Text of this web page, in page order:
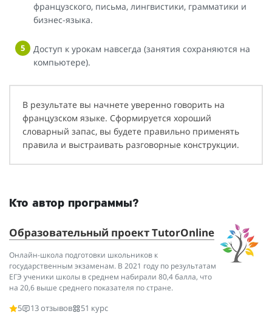
французского, письма, лингвистики, грамматики и
бизнес-языка.
Доступ к урокам навсегда (занятия сохраняются на
компьютере).
В результате вы начнете уверенно говорить на
французском языке. Сформируется хороший
словарный запас, вы будете правильно применять
правила и выстраивать разговорные конструкции.
Кто автор программы?
Образовательный проект TutorOnline
Онлайн-школа подготовки школьников к
государственным экзаменам. В 2021 году по результатам
ЕГЭ ученики школы в среднем набирали 80,4 балла, что
на 20,6 выше среднего показателя по стране.
5
13 отзывов 51 курс